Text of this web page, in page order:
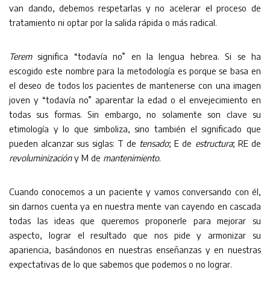
van dando, debemos respetarlas y no acelerar el proceso de
tratamiento ni optar por la salida rápida o más radical.
Teremsignifica “todavía no” en la lengua hebrea. Si se ha
escogido este nombre para la metodología es porque se basa en
el deseo de todos los pacientes de mantenerse con una imagen
joven y “todavía no” aparentar la edad o el envejecimiento en
todas sus formas. Sin embargo, no solamente son clave su
etimología y lo que simboliza, sino también el significado que
pueden alcanzar sus siglas: T de tensado; E de estructura; RE de
revoluminizacióny M de mantenimiento.
Cuando conocemos a un paciente y vamos conversando con él,
sin darnos cuenta ya en nuestra mente van cayendo en cascada
todas las ideas que queremos proponerle para mejorar su
aspecto, lograr el resultado que nos pide y armonizar su
apariencia, basándonos en nuestras enseñanzas y en nuestras
expectativas de lo que sabemos que podemos o no lograr.